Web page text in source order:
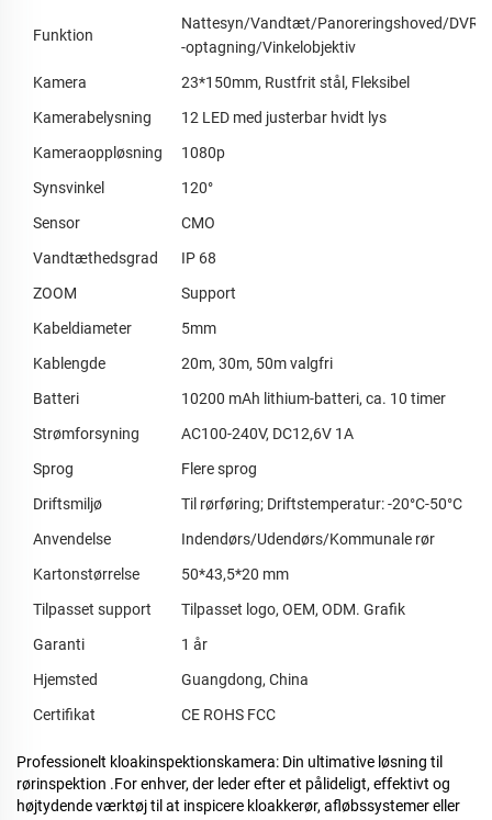
Funktion
Nattesyn/Vandtæt/Panoreringshoved/DVR
-optagning/Vinkelobjektiv
Kamera
23*150mm, Rustfrit stål, Fleksibel
Kamerabelysning
12 LED med justerbar hvidt lys
Kameraoppløsning
1080p
Synsvinkel
120°
Sensor
CMO
Vandtæthedsgrad
IP 68
ZOOM
Support
Kabeldiameter
5mm
Kablengde
20m, 30m, 50m valgfri
Batteri
10200 mAh lithium-batteri, ca. 10 timer
Strømforsyning
AC100-240V, DC12,6V 1A
Sprog
Flere sprog
Driftsmiljø
Til rørføring; Driftstemperatur: -20°C-50°C
Anvendelse
Indendørs/Udendørs/Kommunale rør
Kartonstørrelse
50*43,5*20 mm
Tilpasset support
Tilpasset logo, OEM, ODM. Grafik
Garanti
1 år
Hjemsted
Guangdong, China
Certifikat
CE ROHS FCC
Professionelt kloakinspektionskamera: Din ultimative løsning til
rørinspektion .For enhver, der leder efter et pålideligt, effektivt og
højtydende værktøj til at inspicere kloakkerør, afløbssystemer eller